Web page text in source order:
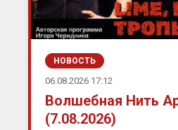
НОВОСТЬ
06.08.2026 17:12
Волшебная Нить
(7.08.2026)